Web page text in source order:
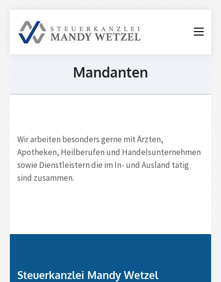
Steuerkanzlei
Mandanten
Wir arbeiten besonders gerne mit Ärzten,
Apotheken, Heilberufen und Handelsunternehmen
sowie Dienstleistern die im In- und Ausland tätig
sind zusammen.
Steuerkanzlei Mandy Wetzel